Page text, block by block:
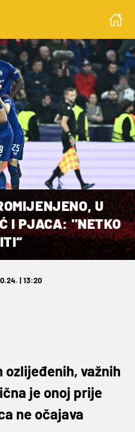
U
I PJACA: "NETKO
| 13:20
važnih
je onoj prije
ne očajava